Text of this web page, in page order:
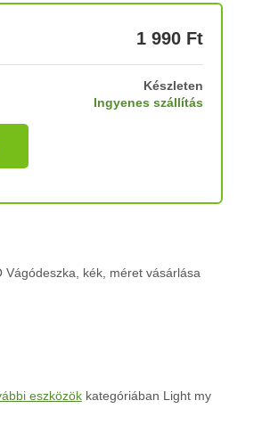
1 990 Ft
Készleten
Ingyenes szállítás
Vágódeszka, kék, méret vásárlása
eszközökkategóriában Light my